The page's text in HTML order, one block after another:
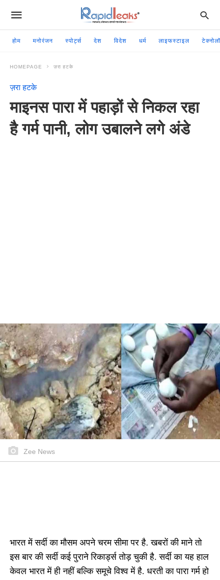
होम मनोरंजन स्पोर्ट्स देश विदेश धर्म लाइफस्टाइल
HOMEPAGE ज़रा हटके
ज़रा हटके
माइनस पारा में पहाड़ों से निकल रहा
है गर्म पानी, लोग उबालने लगे अंडे
Zee News
भारत में सर्दी का मौसम अपने चरम सीमा पर है. खबरों की माने तो
इस बार की सर्दी कई पुराने रिकार्ड्स तोड़ चुकी है. सर्दी का यह हाल
केवल भारत में ही नहीं बल्कि समूचे विश्व में है. धरती का पारा गर्म हो